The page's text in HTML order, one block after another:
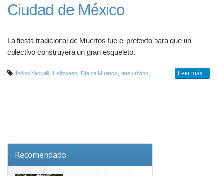
Ciudad de México
La fiesta tradicional de Muertos fue el pretexto para que un
colectivo construyera un gran esqueleto.
Indios Yaocalli Halloween Día de Muertos arte urbano Leer más...
Recomendado